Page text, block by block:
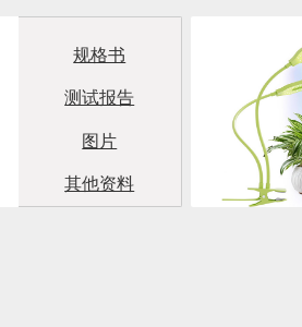
规格书
测试报告
图片
其他资料